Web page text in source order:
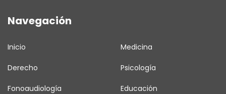
Navegación
Inicio Medicina
Derecho Psicología
Fonoaudiología Educación